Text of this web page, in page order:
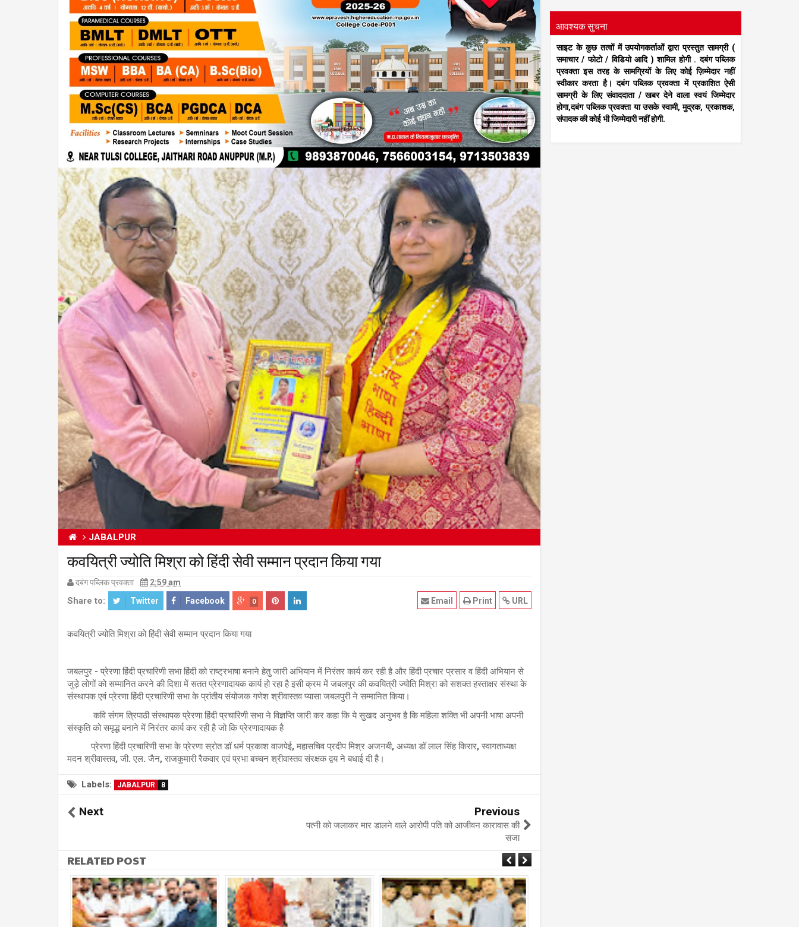
JABALPUR
कवयित्री ज्योति मिश्रा को हिंदी सेवी सम्मान प्रदान किया गया
दबंग पब्लिक प्रवक्ता 2:59 am
Share to: Twitter Facebook 0 URL
Print
Email
कवयित्री ज्योति मिश्रा को हिंदी सेवी सम्मान प्रदान किया गया
जबलपुर - प्रेरणा हिंदी प्रचारिणी सभा हिंदी को राष्ट्रभाषा बनाने हेतु जारी अभियान में निरंतर कार्य कर रही है और हिंदी प्रचार प्रसार व हिंदी अभियान से
जुड़े लोगों को सम्मानित करने की दिशा में सतत प्रेरणादायक कार्य हो रहा है इसी क्रम में जबलपुर की कवयित्री ज्योति मिश्रा को सशक्त हस्ताक्षर संस्था के
संस्थापक एवं प्रेरणा हिंदी प्रचारिणी सभा के प्रांतीय संयोजक गणेश श्रीवास्तव प्यासा जबलपुरी ने सम्मानित किया।
कवि संगम त्रिपाठी संस्थापक प्रेरणा हिंदी प्रचारिणी सभा ने विज्ञप्ति जारी कर कहा कि ये सुखद अनुभव है कि महिला शक्ति भी अपनी भाषा अपनी
संस्कृति को समृद्ध बनाने में निरंतर कार्य कर रही है जो कि प्रेरणादायक है
प्रेरणा हिंदी प्रचारिणी सभा के प्रेरणा स्रोत डॉ धर्म प्रकाश वाजपेई, महासचिव प्रदीप मिश्र अजनबी, अध्यक्ष डॉ लाल सिंह किरार, स्वागताध्यक्ष
मदन श्रीवास्तव, जी. एल. जैन, राजकुमारी रैकवार एवं प्रभा बच्चन श्रीवास्तव संरक्षक द्वय ने बधाई दी है।
Labels: JABALPUR 8
Next Previous
पत्नी को जलाकर मार डालने वाले आरोपी पति को आजीवन कारावास की
सजा
RELATED POST
आवश्यक सुचना
साइट के कुछ तत्वों में उपयोगकर्ताओं द्वारा प्रस्तुत सामग्री (
समाचार / फोटो / विडियो आदि ) शामिल होगी . दबंग पब्लिक
प्रवक्ता इस तरह के सामग्रियों के लिए कोई ज़िम्मेदार नहीं
स्वीकार करता है। दबंग पब्लिक प्रवक्ता में प्रकाशित ऐसी
सामग्री के लिए संवाददाता / खबर देने वाला स्वयं जिम्मेदार
होगा,दबंग पब्लिक प्रवक्ता या उसके स्वामी, मुद्रक, प्रकाशक,
संपादक की कोई भी जिम्मेदारी नहीं होगी.